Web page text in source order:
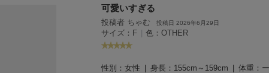
可愛いすぎる
投稿者 ちゃむ 投稿日 2026年6月29日
サイズ：F | 色：OTHER
性別： 女性 身長： 155cm～159cm 体重： ー